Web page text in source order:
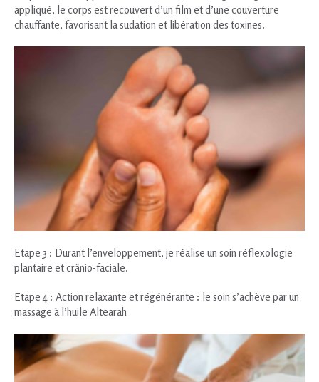
appliqué, le corps est recouvert d’un film et d’une couverture
chauffante, favorisant la sudation et libération des toxines.
Etape 3 : Durant l’enveloppement, je réalise un soin réflexologie
plantaire et crânio-faciale.
Etape 4 : Action relaxante et régénérante : le soin s’achève par un
massage à l’huile Altearah